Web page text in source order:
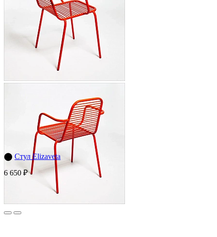
⬤ Стул Elizaveta
6 650 ₽